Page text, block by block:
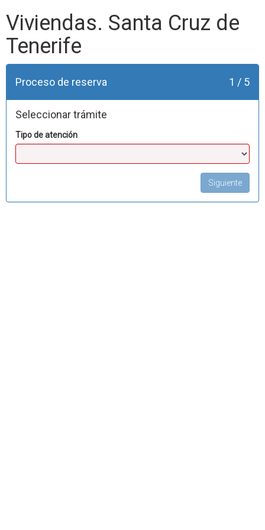
Viviendas. Santa Cruz de
Tenerife
Proceso de reserva 1 / 5
Seleccionar trámite
Tipo de atención
Siguiente